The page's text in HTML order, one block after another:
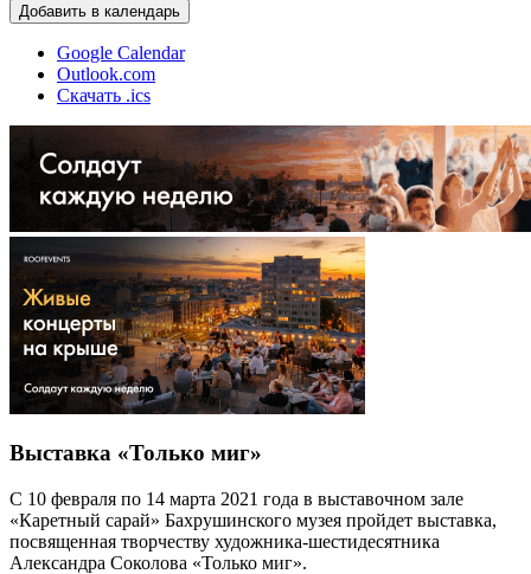
Добавить в календарь
Google Calendar
Outlook.com
Скачать .ics
Выставка «Только миг»
С 10 февраля по 14 марта 2021 года в выставочном зале
«Каретный сарай» Бахрушинского музея пройдет выставка,
посвященная творчеству художника-шестидесятника
Александра Соколова «Только миг».